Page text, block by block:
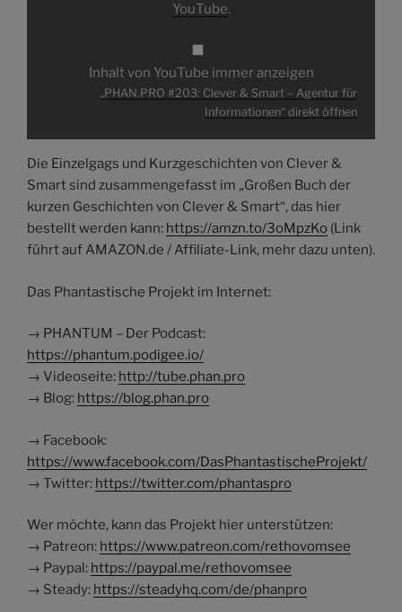
YouTube.
Inhalt von YouTube immer anzeigen
„PHAN.PRO #203: Clever & Smart – Agentur für
Informationen“ direkt öffnen
Die Einzelgags und Kurzgeschichten von Clever &
Smart sind zusammengefasst im „Großen Buch der
kurzen Geschichten von Clever & Smart“, das hier
bestellt werden kann: https://amzn.to/3oMpzKo (Link
führt auf AMAZON.de / Affiliate-Link, mehr dazu unten).
Das Phantastische Projekt im Internet:
→ PHANTUM – Der Podcast:
https://phantum.podigee.io/
→ Videoseite: http://tube.phan.pro
→ Blog: https://blog.phan.pro
→ Facebook:
https://www.facebook.com/DasPhantastischeProjekt/
→ Twitter: https://twitter.com/phantaspro
Wer möchte, kann das Projekt hier unterstützen:
→ Patreon: https://www.patreon.com/rethovomsee
→ Paypal: https://paypal.me/rethovomsee
→ Steady: https://steadyhq.com/de/phanpro